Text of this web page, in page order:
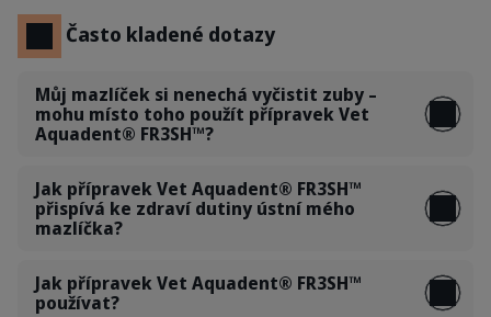
Často kladené dotazy
Můj mazlíček si nenechá vyčistit zuby –
mohu místo toho použít přípravek Vet
Aquadent® FR3SH™?
Jak přípravek Vet Aquadent® FR3SH™
přispívá ke zdraví dutiny ústní mého
mazlíčka?
Jak přípravek Vet Aquadent® FR3SH™
používat?